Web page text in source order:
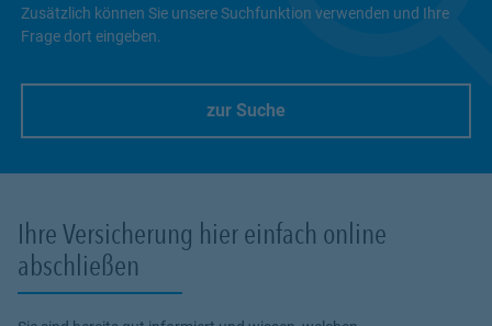
Zusätzlich können Sie unsere Suchfunktion verwenden und Ihre
Frage dort eingeben.
zur Suche
Ihre Versicherung hier einfach online
abschließen